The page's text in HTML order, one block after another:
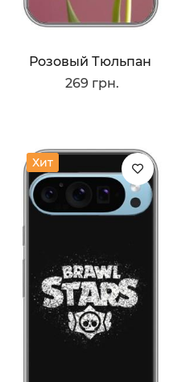
Розовый Тюльпан
269 грн.
Хит